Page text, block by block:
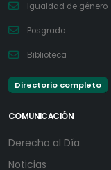
Igualdad de género
Posgrado
Biblioteca
Directorio completo
COMUNICACIÓN
Derecho al Día
Noticias